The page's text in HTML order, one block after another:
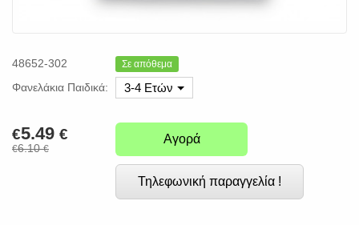
48652-302 Σε απόθεμα
Φανελάκια Παιδικά: 3-4 Ετών
€5.49 €
€6.10€
Αγορά
Τηλεφωνική παραγγελία !